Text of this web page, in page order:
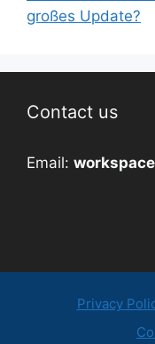
großes Update?
Contact us
Email:
Privacy